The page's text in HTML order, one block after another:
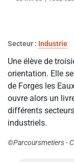
Secteur : Industrie
Une élève de
orientation. Elle
de Forges les
ouvre alors un
différents
industriels.
©Parcoursmetiers -